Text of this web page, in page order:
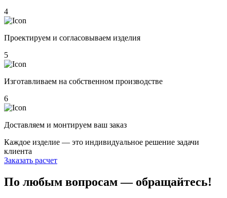
4
Проектируем и согласовываем изделия
5
Изготавливаем на собственном производстве
6
Доставляем и монтируем ваш заказ
Каждое изделие — это индивидуальное решение задачи
клиента
Заказать расчет
По любым вопросам — обращайтесь!